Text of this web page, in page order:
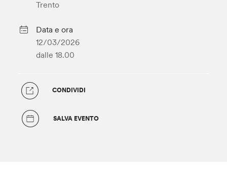
Trento
Data e ora
12/03/2026
dalle 18.00
CONDIVIDI
SALVA EVENTO